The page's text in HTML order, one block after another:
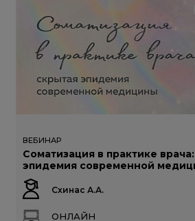
ВЕБИНАР
Соматизация в практике
эпидемия современной
Схинас А.А.
ОНЛАЙН